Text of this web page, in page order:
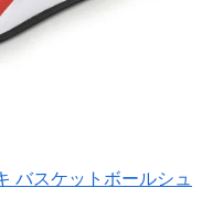
バスケットボールシュ